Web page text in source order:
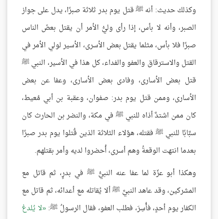
وكذلك حديث: أنه ﷺ قتل يوم بدر ثلاثة صبرًا، يدل على جواز
الصبر، وأنه لا بأس، إذا رأى وليُّ الأمر أن يقتل بعضَ الناس
صبرًا فلا بأس، مثلما يقتل بعض الأسرى، الأسير لولي الأمر في
القتل والاسترقاق والعفو والفداء، كل هذا في الأسير، النبي ﷺ
قتل بعض الأسارى، وفادى بعض الأسارى، وعفا عن بعض
الأسارى، وممن قتل يوم بدر: صفوان، وعقبة بن أبي مُعيط،
كان ممن اشتدَّ أذاه للنبي ﷺ في مكة، والنضر بن الحارث كان
سبَّابًا للنبي ﷺ فقتله، هؤلاء الثلاثة الذين قُتلوا يوم بدر صبرًا
بعدما انتهت الوقعةُ وهم أسرى، أُحضروا لديه وأمر بقتلهم.
وهكذا أبو عزّة لما عفا عنه النبيُّ ﷺ في بدرٍ، ثم قاتل مع
المشركين، وقد عاهد النبيَّ ﷺ ألا يُقاتله مع أعدائه، ثم قاتل مع
الكفار يوم أحدٍ، فأُسِرَ، فطلب العفو، فقال الرسولُ ﷺ: لا يُلدغ